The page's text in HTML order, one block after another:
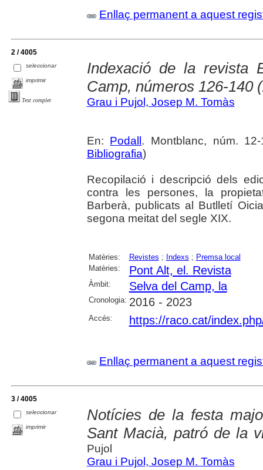
Enllaç permanent a aquest
2 / 4005
seleccionar
imprimir
Text complet
Indexació de la revista
Camp, números 126-140
Grau i Pujol, Josep M. Tomàs
En: Podall . Montblanc, núm.
Bibliografia)
Recopilació i descripció dels
contra les persones, la
Barberà, publicats al Butlletí
segona meitat del segle XIX.
Matèries: Revistes ; Indexs ; Premsa local
Matèries:
Pont Alt, el. Revista
Àmbit: Selva del Camp, la
Cronologia: 2016 - 2023
Accés: https://raco.cat/
Enllaç permanent a aquest
3 / 4005
seleccionar
imprimir
Notícies de la festa
Sant Macià, patró de la
Pujol
Grau i Pujol, Josep M. Tomàs